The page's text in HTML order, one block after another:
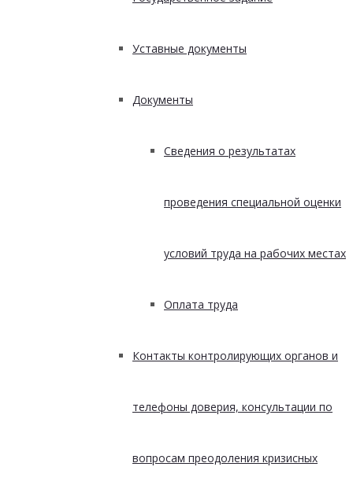
Уставные документы
Документы
Сведения о результатах
проведения специальной оценки
условий труда на рабочих местах
Оплата труда
Контакты контролирующих органов и
телефоны доверия, консультации по
вопросам преодоления кризисных